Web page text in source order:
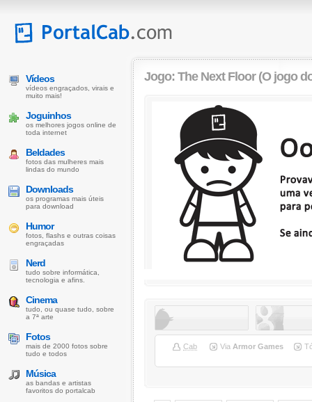
Jogo: The Next Floor (O jogo
Cab Via Armor Games
Vídeos
vídeos engraçados, virais e
muito mais!
Joguinhos
os melhores jogos online de
toda internet
Beldades
fotos das mulheres mais
lindas do mundo
Downloads
os programas mais úteis
para download
Humor
fotos, flashs e outras coisas
engraçadas
Nerd
tudo sobre informática,
tecnologia e afins.
Cinema
tudo, ou quase tudo, sobre
a 7ª arte
Fotos
mais de 2000 fotos sobre
tudo e todos
Música
as bandas e artistas
favoritos do portalcab